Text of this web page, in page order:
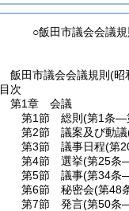
○飯田市議会会議規
飯田市議会会議規則(昭
目次
第1章
会議
第1節
総則 (第1条―
第2節
議案及び動議
第3節
議事日程(第
第4節
選挙(第25条
第5節
議事(第34条
第6節
秘密会(第48
第7節
発言(第50条